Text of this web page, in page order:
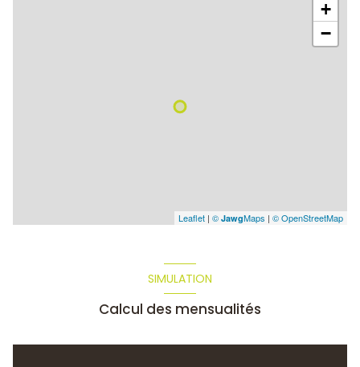
+
−
Leaflet | © JawgMaps | © OpenStreetMap
SIMULATION
Calcul des mensualités